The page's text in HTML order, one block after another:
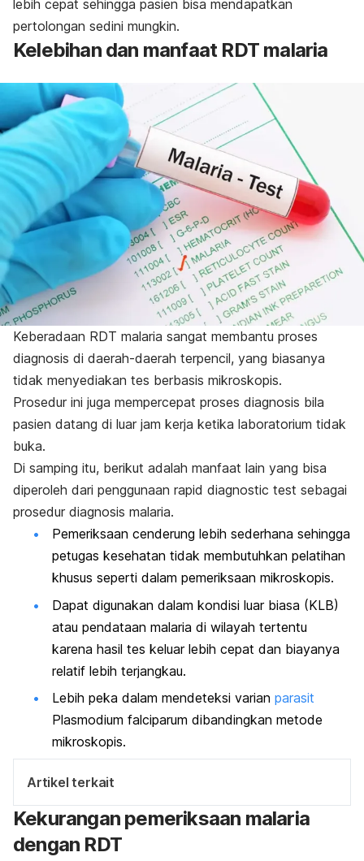
lebih cepat sehingga pasien bisa mendapatkan
pertolongan sedini mungkin.
Kelebihan dan manfaat RDT malaria
Keberadaan RDT malaria sangat membantu proses
diagnosis di daerah-daerah terpencil, yang biasanya
tidak menyediakan tes berbasis mikroskopis.
Prosedur ini juga mempercepat proses diagnosis bila
pasien datang di luar jam kerja ketika laboratorium tidak
buka.
Di samping itu, berikut adalah manfaat lain yang bisa
diperoleh dari penggunaan rapid diagnostic test sebagai
prosedur diagnosis malaria.
Pemeriksaan cenderung lebih sederhana sehingga
petugas kesehatan tidak membutuhkan pelatihan
khusus seperti dalam pemeriksaan mikroskopis.
Dapat digunakan dalam kondisi luar biasa (KLB)
atau pendataan malaria di wilayah tertentu
karena hasil tes keluar lebih cepat dan biayanya
relatif lebih terjangkau.
Lebih peka dalam mendeteksi varian parasit
Plasmodium falciparum dibandingkan metode
mikroskopis.
Artikel terkait
Kekurangan pemeriksaan malaria
dengan RDT